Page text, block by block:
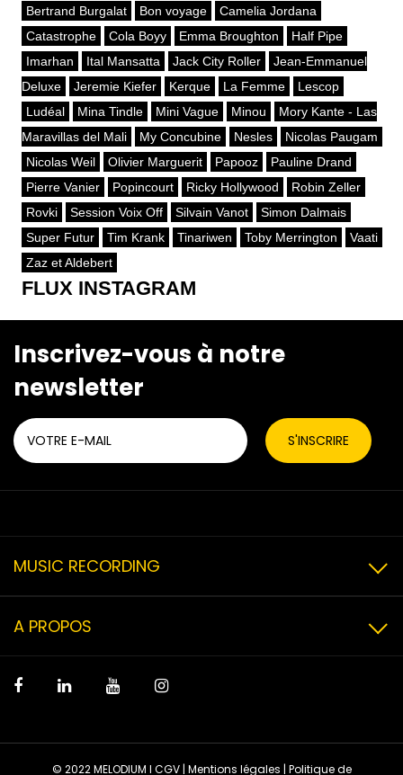
Bertrand Burgalat
Bon voyage
Camelia Jordana
Catastrophe
Cola Boyy Emma Broughton
Half Pipe
Imarhan
Ital Mansatta Jack City Roller
Jean-Emmanuel
Deluxe
Jeremie Kiefer Kerque La Femme
Lescop
Ludéal
Mina Tindle Mini Vague Minou
Mory Kante - Las
Maravillas del Mali
My Concubine Nesles
Nicolas Paugam
Nicolas Weil
Olivier Marguerit Papooz
Pauline Drand
Pierre Vanier
Popincourt Ricky Hollywood
Robin Zeller
Rovki
Session Voix Off Silvain Vanot
Simon Dalmais
Super Futur
Tim Krank Tinariwen Toby Merrington
Vaati
Zaz et Aldebert
FLUX INSTAGRAM
Inscrivez-vous à notre
newsletter
MUSIC RECORDING
A PROPOS
© 2022 MELODIUM I CGV| Mentions légales | Politique de